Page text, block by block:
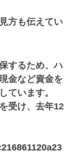
方も伝えてい
するため、ハ
金など資金を
ています。
受け、去年12